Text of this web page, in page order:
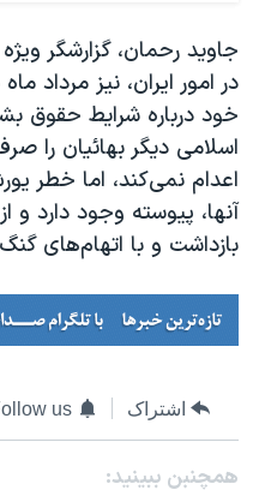
جاوید رحمان، گزارشگر
در امور ایران، نیز مرداد
خود درباره شرایط حقوق
اسلامی دیگر بهائیان را
اعدام نمی‌کند، اما خطر
بازداشت و با اتهام‌های
اشتراک us
همچنبن ببینید: